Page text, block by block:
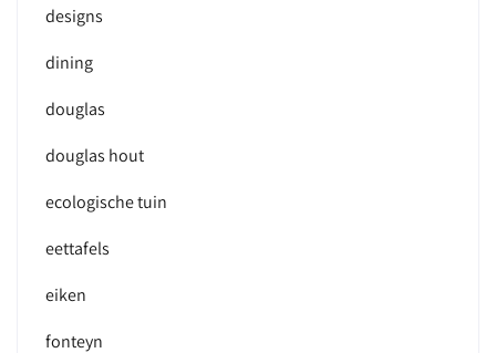
designs
dining
douglas
douglas hout
ecologische tuin
eettafels
eiken
fonteyn